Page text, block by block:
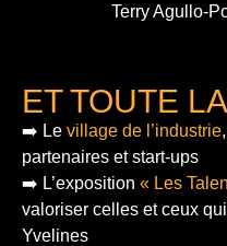
Terry Agullo-
ET TOUTE
➡️ Le village de l’industrie
partenaires et start-ups
➡️ L’exposition « Les
valoriser celles et ceux
Yvelines